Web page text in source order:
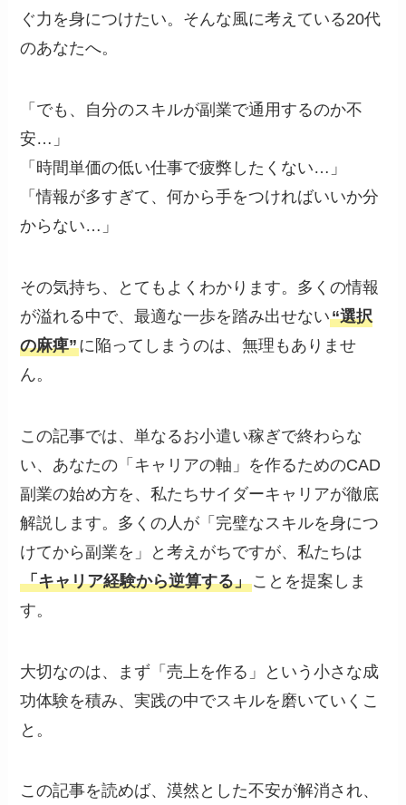
ぐ力を身につけたい。そんな風に考えている20代
のあなたへ。
「でも、自分のスキルが副業で通用するのか不
安…」
「時間単価の低い仕事で疲弊したくない…」
「情報が多すぎて、何から手をつければいいか分
からない…」
その気持ち、とてもよくわかります。多くの情報
が溢れる中で、最適な一歩を踏み出せない“選択
の麻痺”に陥ってしまうのは、無理もありませ
ん。
この記事では、単なるお小遣い稼ぎで終わらな
い、あなたの「キャリアの軸」を作るためのCAD
副業の始め方を、私たちサイダーキャリアが徹底
解説します。多くの人が「完璧なスキルを身につ
けてから副業を」と考えがちですが、私たちは
「キャリア経験から逆算する」ことを提案しま
す。
大切なのは、まず「売上を作る」という小さな成
功体験を積み、実践の中でスキルを磨いていくこ
と。
この記事を読めば、漠然とした不安が解消され、